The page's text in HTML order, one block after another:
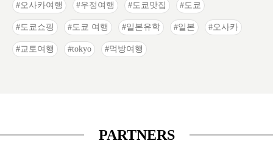
오사카여행 우정여행 도쿄맛집 도쿄
도쿄쇼핑 도쿄 여행 일본유학 일본 오사카
교토여행 tokyo 먹방여행
PARTNERS